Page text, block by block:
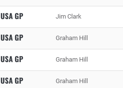
USA GP Jim Clark
USA GP Graham Hill
USA GP Graham Hill
USA GP Graham Hill